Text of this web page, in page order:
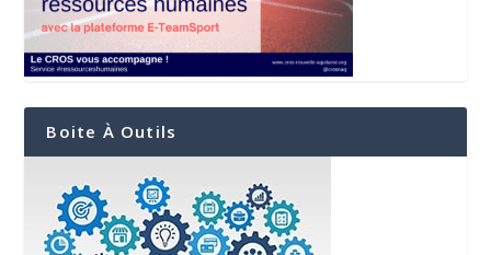
Boite À Outils